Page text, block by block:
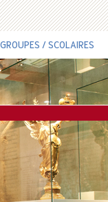
GROUPES / SCOLAIRES